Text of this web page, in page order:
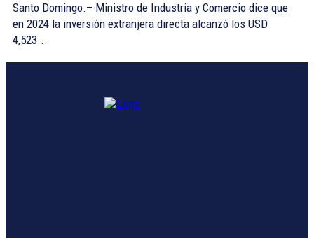
Santo Domingo.– Ministro de Industria y Comercio dice que
en 2024 la inversión extranjera directa alcanzó los USD
4,523...